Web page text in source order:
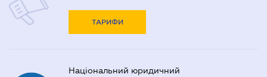
ТАРИФИ
Національний юридичний